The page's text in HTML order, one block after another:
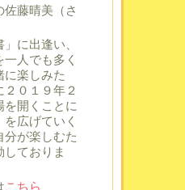
藤晴美（さ
に出逢い、
人でも多く
に楽しみた
０１９年２
を開くことに
広げていく
分が楽しむた
ておりま
こちら